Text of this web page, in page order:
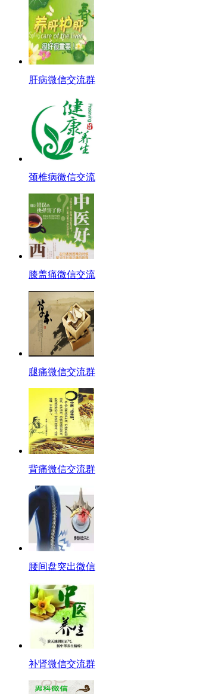
肝病微信交流群
颈椎病微信交流
膝盖痛微信交流
腿痛微信交流群
背痛微信交流群
腰间盘突出微信
补肾微信交流群